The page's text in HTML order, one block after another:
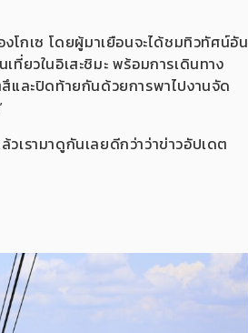
โกเซ โดยผู้มาเยือนจะได้ชมทิวทัศน์อัน
ที่ยวในอิเสะชิมะ พร้อมการเดินทาง
และปิดท้ายกันด้วยการพาไปงานจัด
เรามาดูกันเลยดีกว่าว่าข่าวอัปเดต